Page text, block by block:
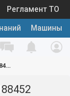
Регламент ТО
Машины